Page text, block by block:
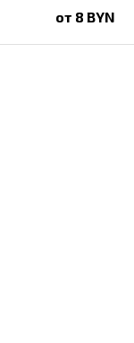
от 8 BYN